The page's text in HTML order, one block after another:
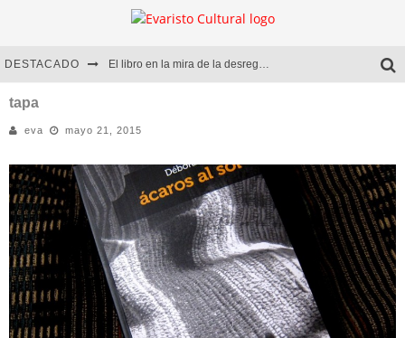
DESTACADO El libro en la mira de la desregulación
Diego Meret | Hotel Acapulco
Alejandra Correa | La nieve
tapa
eva mayo 21, 2015